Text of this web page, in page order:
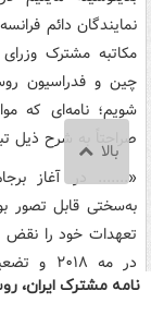
نامه مشترک ایران،